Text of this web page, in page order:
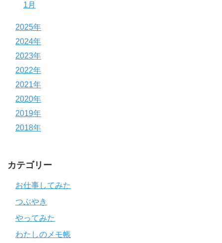
1月
2025年
2024年
2023年
2022年
2021年
2020年
2019年
2018年
カテゴリー
お仕事してみた
つぶやき
やってみた
わたしのメモ帳